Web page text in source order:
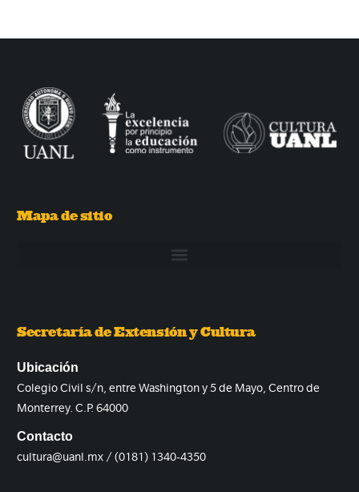
Mapa de sitio
Secretaría de Extensión y Cultura
Ubicación
Colegio Civil s/n, entre Washington y 5 de Mayo, Centro de
Monterrey. C.P. 64000
Contacto
cultura@uanl.mx / (0181) 1340-4350